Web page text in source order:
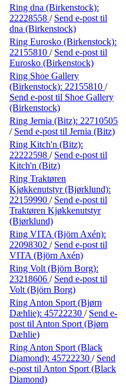
Ring dna (Birkenstock):
22228558 / Send e-post til
dna (Birkenstock)
Ring Eurosko (Birkenstock):
22155810 / Send e-post til
Eurosko (Birkenstock)
Ring Shoe Gallery
(Birkenstock): 22155810 /
Send e-post til Shoe Gallery
(Birkenstock)
Ring Jernia (Bitz): 22710505
/ Send e-post til Jernia (Bitz)
Ring Kitch'n (Bitz):
22222598 / Send e-post til
Kitch'n (Bitz)
Ring Traktøren
Kjøkkenutstyr (Bjørklund):
22159990 / Send e-post til
Traktøren Kjøkkenutstyr
(Bjørklund)
Ring VITA (Björn Axén):
22098302 / Send e-post til
VITA (Björn Axén)
Ring Volt (Björn Borg):
23218606 / Send e-post til
Volt (Björn Borg)
Ring Anton Sport (Bjørn
Dæhlie): 45722230 / Send e-
post til Anton Sport (Bjørn
Dæhlie)
Ring Anton Sport (Black
Diamond): 45722230 / Send
e-post til Anton Sport (Black
Diamond)